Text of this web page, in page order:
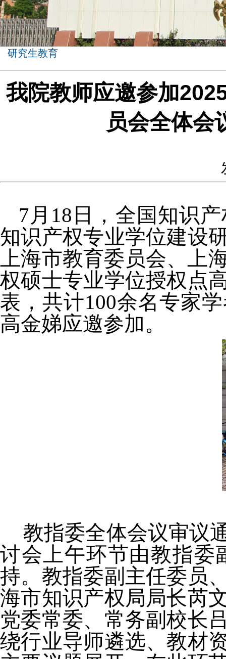
研究生教育
我院教师应邀参加
员会全体会
7月18日，全国知识
知识产权专业学位建设
上海市教育委员会、上
权硕士专业学位授权点
表，共计100余名专家
高金娣应邀参加。
教指委全体会议审议
讨会上午环节由教指委
持。教指委副主任委员
海市知识产权局局长芮
党委常委、常务副校长
绕行业导师遴选、教材